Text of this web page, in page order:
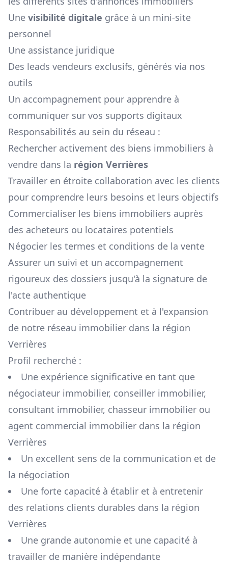
Une visibilité digitale grâce à un mini-site
personnel
Une assistance juridique
Des leads vendeurs exclusifs, générés via nos
outils
Un accompagnement pour apprendre à
communiquer sur vos supports digitaux
Responsabilités au sein du réseau :
Rechercher activement des biens immobiliers à
vendre dans la région Verrières
Travailler en étroite collaboration avec les clients
pour comprendre leurs besoins et leurs objectifs
Commercialiser les biens immobiliers auprès
des acheteurs ou locataires potentiels
Négocier les termes et conditions de la vente
Assurer un suivi et un accompagnement
rigoureux des dossiers jusqu'à la signature de
l'acte authentique
Contribuer au développement et à l'expansion
de notre réseau immobilier dans la région
Verrières
Profil recherché :
Une expérience significative en tant que
négociateur immobilier, conseiller immobilier,
consultant immobilier, chasseur immobilier ou
agent commercial immobilier dans la région
Verrières
Un excellent sens de la communication et de
la négociation
Une forte capacité à établir et à entretenir
des relations clients durables dans la région
Verrières
Une grande autonomie et une capacité à
travailler de manière indépendante